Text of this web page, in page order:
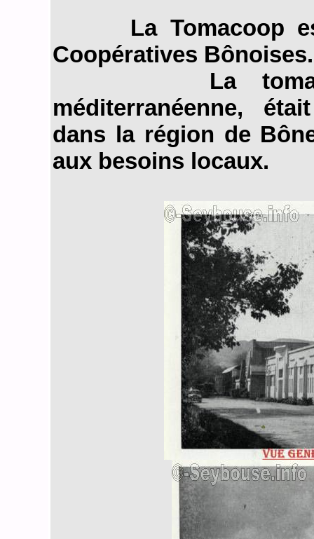
La Tomacoop est
Coopératives Bônoises.
La tomate,
méditerranéenne,
dans la région de
aux besoins locaux.